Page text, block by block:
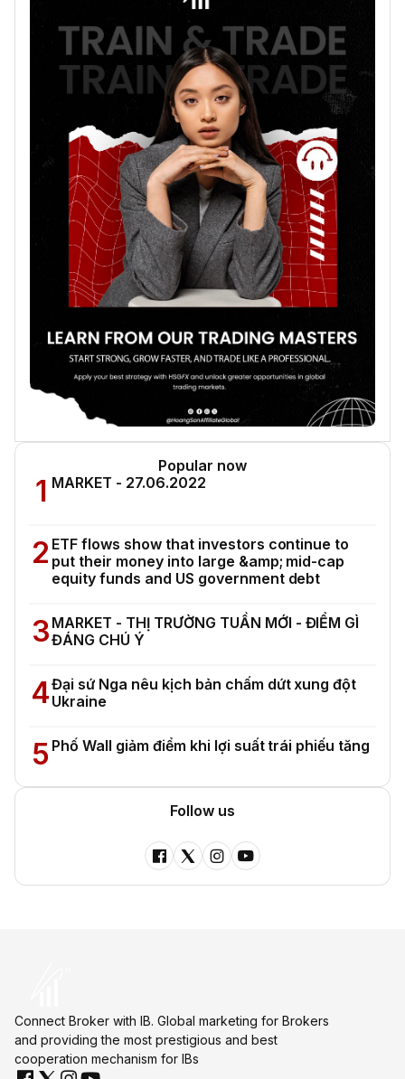
Popular now
1 MARKET - 27.06.2022
2 ETF flows show that investors continue to
put their money into large &amp; mid-cap
equity funds and US government debt
3 MARKET - THỊ TRƯỜNG TUẦN MỚI - ĐIỂM GÌ
ĐÁNG CHÚ Ý
4Đại sứ Nga nêu kịch bản chấm dứt xung đột
Ukraine
5 Phố Wall giảm điểm khi lợi suất trái phiếu tăng
Follow us
Connect Broker with IB. Global marketing for Brokers
and providing the most prestigious and best
cooperation mechanism for IBs